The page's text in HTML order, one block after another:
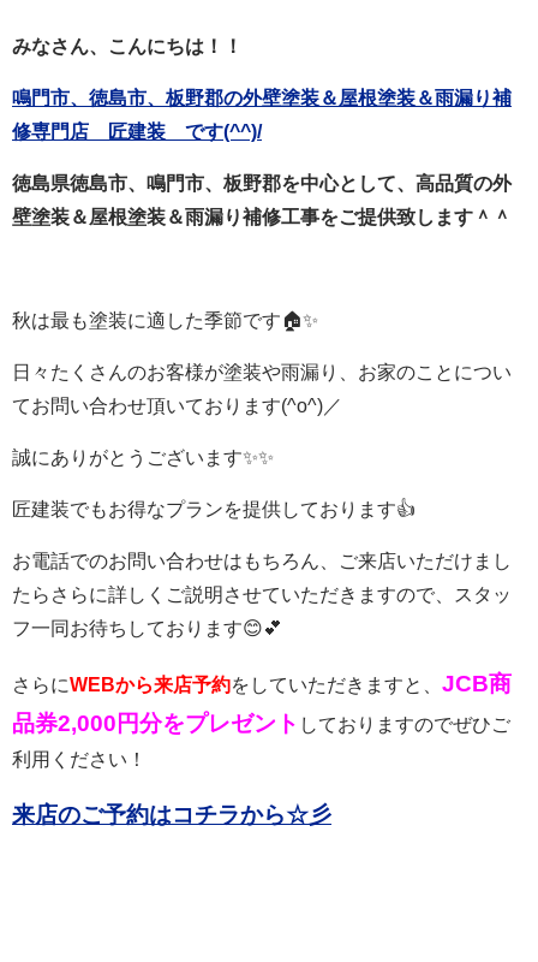
みなさん、こんにちは！！
鳴門市、徳島市、板野郡の外壁塗装＆屋根塗装＆雨漏り補
修専門店 匠建装 です(^^)/
徳島県徳島市、鳴門市、板野郡を中心として、高品質の外
壁塗装＆屋根塗装＆雨漏り補修工事をご提供致します＾＾
秋は最も塗装に適した季節です🏠✨
日々たくさんのお客様が塗装や雨漏り、お家のことについ
てお問い合わせ頂いております(^o^)／
誠にありがとうございます✨✨
匠建装でもお得なプランを提供しております👍
お電話でのお問い合わせはもちろん、ご来店いただけまし
たらさらに詳しくご説明させていただきますので、スタッ
フ一同お待ちしております😊💕
さらにWEBから来店予約をしていただきますと、 JCB商
品券2,000円分をプレゼント しておりますのでぜひご
利用ください！
来店のご予約はコチラから☆彡